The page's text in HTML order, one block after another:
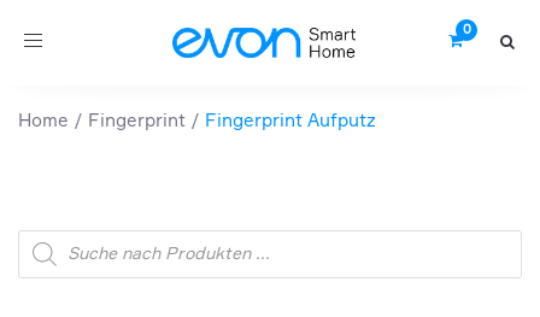
Toggle
Home Fingerprint Fingerprint Aufputz
Products
search